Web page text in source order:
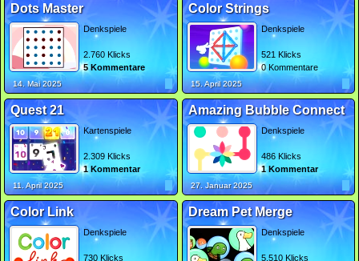
Dots Master
Denkspiele
2.760 Klicks
5 Kommentare
14. Mai 2025
Color Strings
Denkspiele
521 Klicks
0 Kommentare
15. April 2025
Quest 21
Kartenspiele
2.309 Klicks
1 Kommentar
11. April 2025
Amazing Bubble Connect
Denkspiele
486 Klicks
1 Kommentar
27. Januar 2025
Color Link
Denkspiele
730 Klicks
Dream Pet Merge
Denkspiele
5.510 Klicks